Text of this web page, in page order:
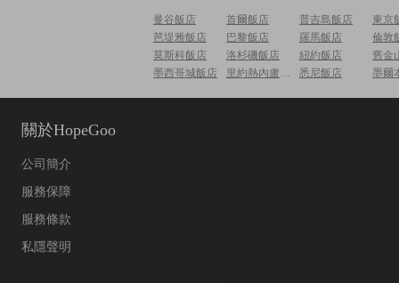
曼谷飯店 首爾飯店 普吉島飯店
東京
芭堤雅飯店
巴黎飯店 羅馬飯店
倫敦
莫斯科飯店
洛杉磯飯店 紐約飯店
舊金
墨西哥城飯店
里約熱內盧飯店 悉尼飯店 墨爾
關於HopeGoo
公司簡介
服務保障
服務條款
私隱聲明